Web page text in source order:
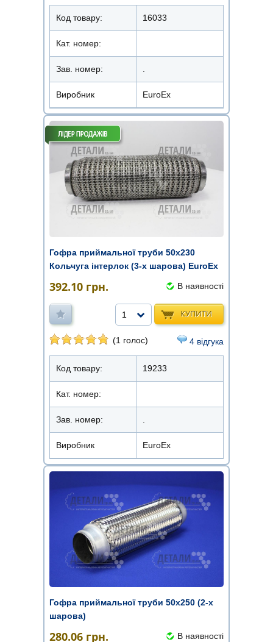
Код товару: 16033
Кат. номер:
Зав. номер:
Виробник EuroEx
Гофра приймальної труби 50х230
Кольчуга інтерлок (3-х шарова) EuroEx
392.10 грн. В наявності
КУПИТИ
1
(1 голос) 4 відгука
Код товару: 19233
Кат. номер:
Зав. номер:
Виробник EuroEx
Гофра приймальної труби 50х250 (2-х
шарова)
280.06 грн. В наявності